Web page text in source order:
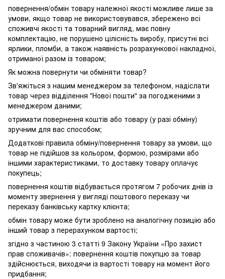
повернення/обмін товару належної якості можливе лише за
умови, якщо товар не використовувався, збережено всі
споживчі якості та товарний вигляд, має повну
комплектацію, не порушено цілісність виробу, присутні всі
ярлики, пломби, а також наявність розрахункової накладної,
отриманої разом із товаром;
Як можна повернути чи обміняти товар?
Зв'яжіться з нашим менеджером за телефоном, надіслати
товар через відділення "Нової пошти" за погодженими з
менеджером даними;
отримати повернення коштів або товару (у разі обміну)
зручним для вас способом;
Додаткові правила обміну/повернення товару за умови, що
товар не підійшов за кольором, формою, розмірами або
іншими характеристиками, то доставку товару оплачує
покупець;
повернення коштів відбувається протягом 7 робочих днів із
моменту звернення у вигляді поштового переказу чи
переказу банківську картку клієнта;
обмін товару може бути зроблено на аналогічну позицію або
інший товар з перерахунком вартості;
згідно з частиною 3 статті 9 Закону України «Про захист
прав споживачів»: повернення коштів покупцю за товар
здійснюється, виходячи із вартості товару на момент його
придбання;